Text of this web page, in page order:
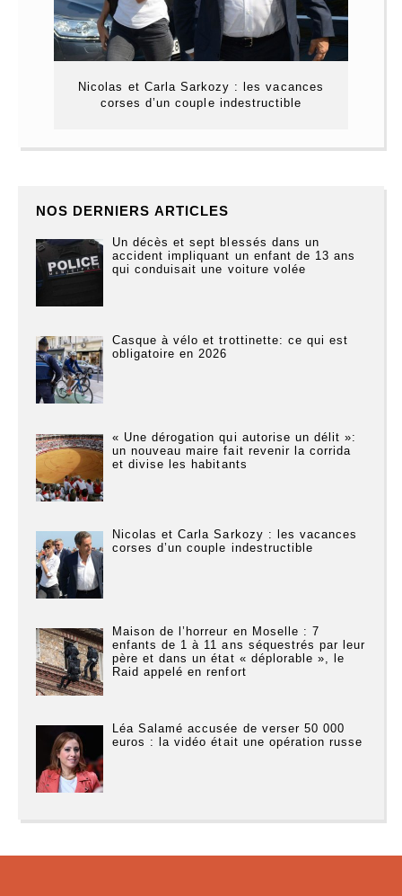
Nicolas et Carla Sarkozy : les vacances
corses d’un couple indestructible
NOS DERNIERS ARTICLES
Un décès et sept blessés dans un
accident impliquant un enfant de 13 ans
qui conduisait une voiture volée
Casque à vélo et trottinette: ce qui est
obligatoire en 2026
« Une dérogation qui autorise un délit »:
un nouveau maire fait revenir la corrida
et divise les habitants
Nicolas et Carla Sarkozy : les vacances
corses d’un couple indestructible
Maison de l’horreur en Moselle : 7
enfants de 1 à 11 ans séquestrés par leur
père et dans un état « déplorable », le
Raid appelé en renfort
Léa Salamé accusée de verser 50 000
euros : la vidéo était une opération russe